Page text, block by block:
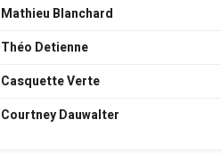
Mathieu Blanchard
Théo Detienne
Casquette Verte
Courtney Dauwalter